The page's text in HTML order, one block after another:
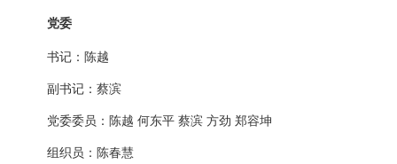
党委
书记：陈越
副书记：蔡滨
党委委员：陈越 何东平 蔡滨 方劲 郑容坤
组织员：陈春慧